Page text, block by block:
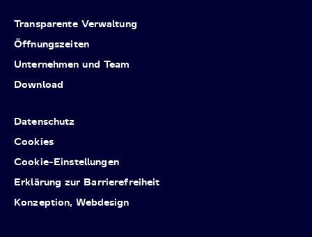
Transparente Verwaltung
Öffnungszeiten
Unternehmen und Team
Download
Datenschutz
Cookies
Cookie-Einstellungen
Erklärung zur Barrierefreiheit
Konzeption, Webdesign